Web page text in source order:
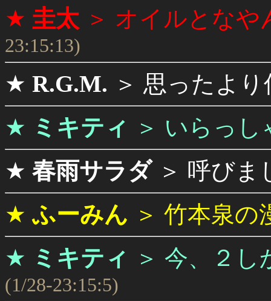
★ 圭太 ＞ オイルとなや
23:15:13)
★ R.G.M. ＞ 思ったよ
★ ミキティ ＞ いらっし
★ 春雨サラダ＞ 呼びま
★ふーみん ＞ 竹本泉の
★ ミキティ ＞ 今、２し
(1/28-23:15:5)